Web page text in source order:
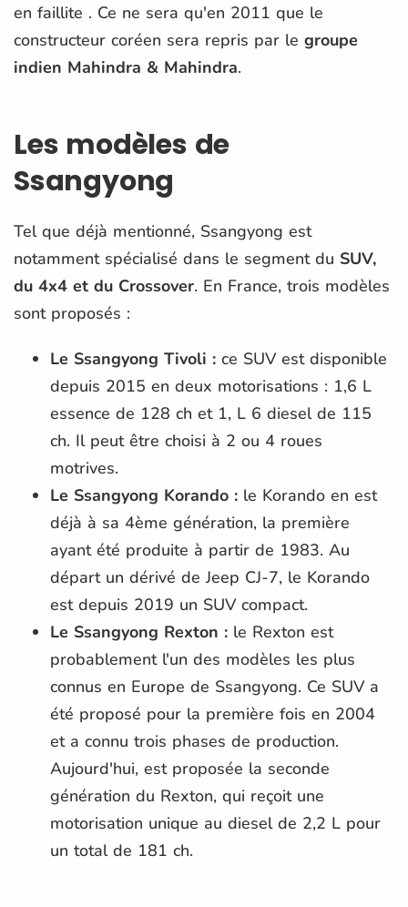
en faillite . Ce ne sera qu'en 2011 que le
constructeur coréen sera repris par le groupe
indien Mahindra & Mahindra.
Les modèles de
Ssangyong
Tel que déjà mentionné, Ssangyong est
notamment spécialisé dans le segment du SUV,
du 4x4 et du Crossover. En France, trois modèles
sont proposés :
Le Ssangyong Tivoli : ce SUV est disponible
depuis 2015 en deux motorisations : 1,6 L
essence de 128 ch et 1, L 6 diesel de 115
ch. Il peut être choisi à 2 ou 4 roues
motrives.
Le Ssangyong Korando : le Korando en est
déjà à sa 4ème génération, la première
ayant été produite à partir de 1983. Au
départ un dérivé de Jeep CJ-7, le Korando
est depuis 2019 un SUV compact.
Le Ssangyong Rexton : le Rexton est
probablement l'un des modèles les plus
connus en Europe de Ssangyong. Ce SUV a
été proposé pour la première fois en 2004
et a connu trois phases de production.
Aujourd'hui, est proposée la seconde
génération du Rexton, qui reçoit une
motorisation unique au diesel de 2,2 L pour
un total de 181 ch.